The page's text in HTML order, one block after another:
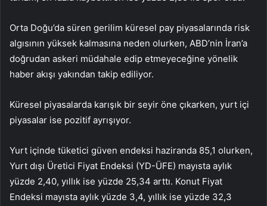
Orta Doğu’da süren gerilim küresel pay piyasalarında risk
algısının yüksek kalmasına neden olurken, ABD’nin İran’a
doğrudan askeri müdahale edip etmeyeceğine yönelik
haber akışı yakından takip ediliyor.
Küresel piyasalarda karışık bir seyir öne çıkarken, yurt içi
piyasalar ise pozitif ayrışıyor.
Yurt içinde tüketici güven endeksi haziranda 85,1 olurken,
Yurt dışı Üretici Fiyat Endeksi (YD-ÜFE) mayısta aylık
yüzde 2,40, yıllık ise yüzde 25,34 arttı. Konut Fiyat
Endeksi mayısta aylık yüzde 3,4, yıllık ise yüzde 32,3